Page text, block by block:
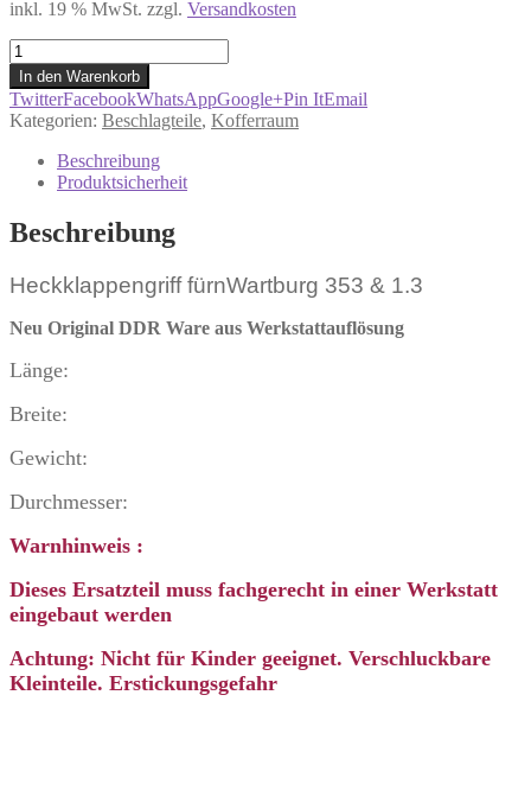
inkl. 19 % MwSt. zzgl. Versandkosten
Heckklappengriff
Griff
Heckklappe
Wartburg
353
Menge
In den Warenkorb
TwitterFacebookWhatsAppGoogle+Pin ItEmail
Kategorien: Beschlagteile, Kofferraum
Beschreibung
Produktsicherheit
Beschreibung
Heckklappengriff fürnWartburg 353 & 1.3
Neu Original DDR Ware aus Werkstattauflösung
Länge:
Breite:
Gewicht:
Durchmesser:
Warnhinweis :
Dieses Ersatzteil muss fachgerecht in einer Werkstatt
eingebaut werden
Achtung: Nicht für Kinder geeignet. Verschluckbare
Kleinteile. Erstickungsgefahr